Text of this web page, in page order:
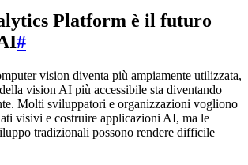
Platform è il futuro
#
vision diventa più ampiamente utilizzata,
vision AI più accessibile sta diventando
Molti sviluppatori e organizzazioni vogliono
visivi e costruire applicazioni AI, ma le
tradizionali possono rendere difficile